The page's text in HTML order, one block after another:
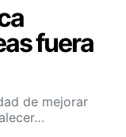
fuera
de mejorar